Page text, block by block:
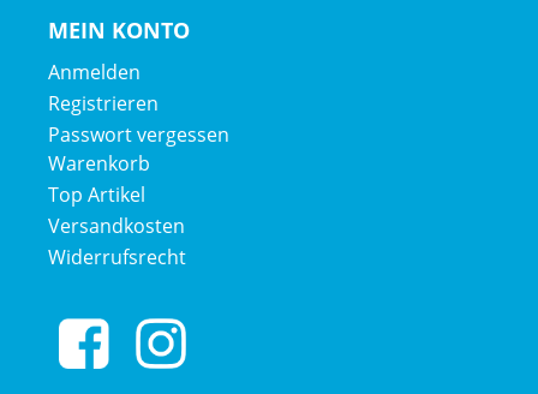
MEIN KONTO
Anmelden
Registrieren
Passwort vergessen
Warenkorb
Top Artikel
Versandkosten
Widerrufsrecht